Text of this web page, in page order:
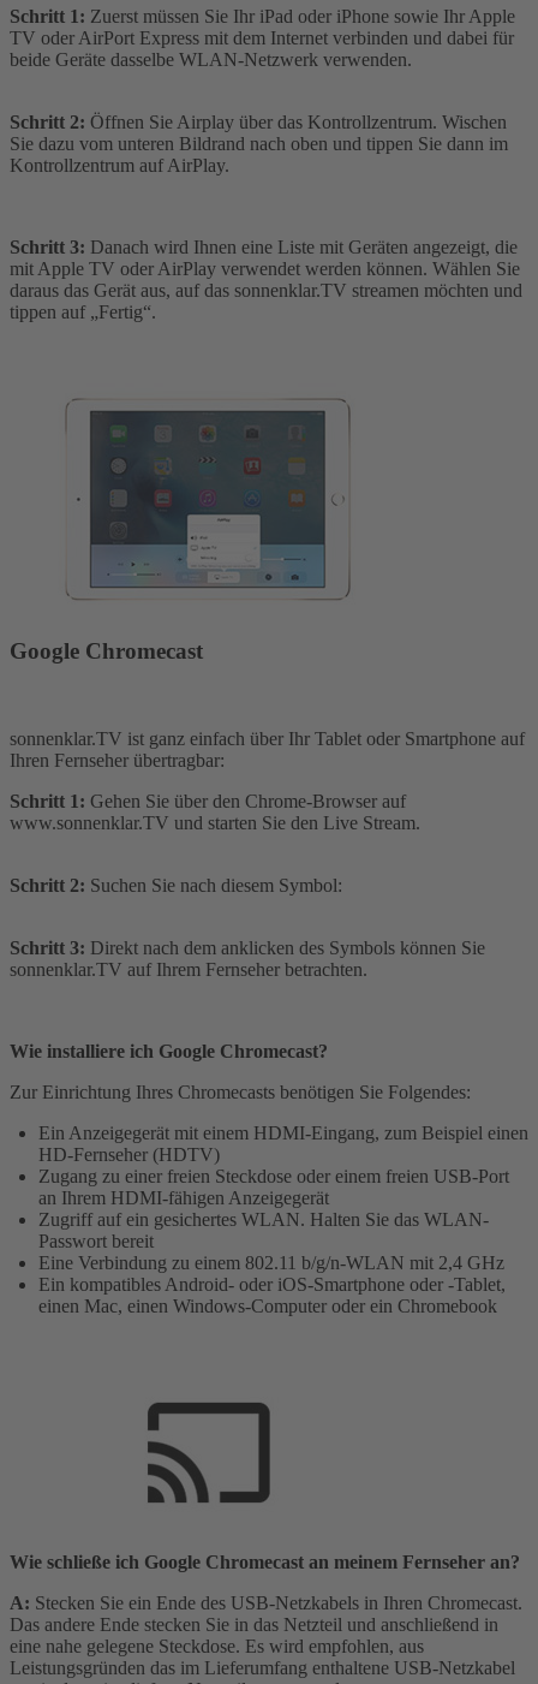
Schritt 1: Zuerst müssen Sie Ihr iPad oder iPhone sowie Ihr Apple
TV oder AirPort Express mit dem Internet verbinden und dabei für
beide Geräte dasselbe WLAN-Netzwerk verwenden.
Schritt 2: Öffnen Sie Airplay über das Kontrollzentrum. Wischen
Sie dazu vom unteren Bildrand nach oben und tippen Sie dann im
Kontrollzentrum auf AirPlay.
Schritt 3: Danach wird Ihnen eine Liste mit Geräten angezeigt, die
mit Apple TV oder AirPlay verwendet werden können. Wählen Sie
daraus das Gerät aus, auf das sonnenklar.TV streamen möchten und
tippen auf „Fertig“.
Google Chromecast
sonnenklar.TV ist ganz einfach über Ihr Tablet oder Smartphone auf
Ihren Fernseher übertragbar:
Schritt 1: Gehen Sie über den Chrome-Browser auf
www.sonnenklar.TV und starten Sie den Live Stream.
Schritt 2: Suchen Sie nach diesem Symbol:
Schritt 3: Direkt nach dem anklicken des Symbols können Sie
sonnenklar.TV auf Ihrem Fernseher betrachten.
Wie installiere ich Google Chromecast?
Zur Einrichtung Ihres Chromecasts benötigen Sie Folgendes:
Ein Anzeigegerät mit einem HDMI-Eingang, zum Beispiel einen
HD-Fernseher (HDTV)
Zugang zu einer freien Steckdose oder einem freien USB-Port
an Ihrem HDMI-fähigen Anzeigegerät
Zugriff auf ein gesichertes WLAN. Halten Sie das WLAN-
Passwort bereit
Eine Verbindung zu einem 802.11 b/g/n-WLAN mit 2,4 GHz
Ein kompatibles Android- oder iOS-Smartphone oder -Tablet,
einen Mac, einen Windows-Computer oder ein Chromebook
Wie schließe ich Google Chromecast an meinem Fernseher an?
A: Stecken Sie ein Ende des USB-Netzkabels in Ihren Chromecast.
Das andere Ende stecken Sie in das Netzteil und anschließend in
eine nahe gelegene Steckdose. Es wird empfohlen, aus
Leistungsgründen das im Lieferumfang enthaltene USB-Netzkabel